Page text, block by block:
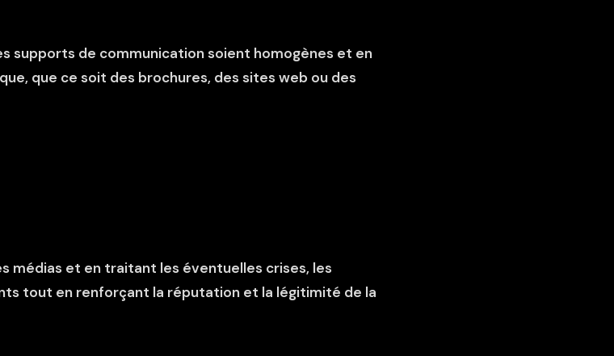
supports de communication soient homogènes et en
que ce soit des brochures, des sites web ou des
médias et en traitant les éventuelles crises, les
tout en renforçant la réputation et la légitimité de la